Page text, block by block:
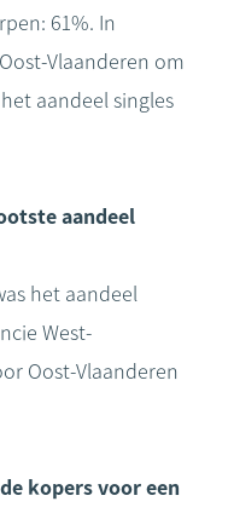
61%. In
Vlaanderen om
aandeel singles
aandeel
het aandeel
West-
Oost-Vlaanderen
kopers voor een